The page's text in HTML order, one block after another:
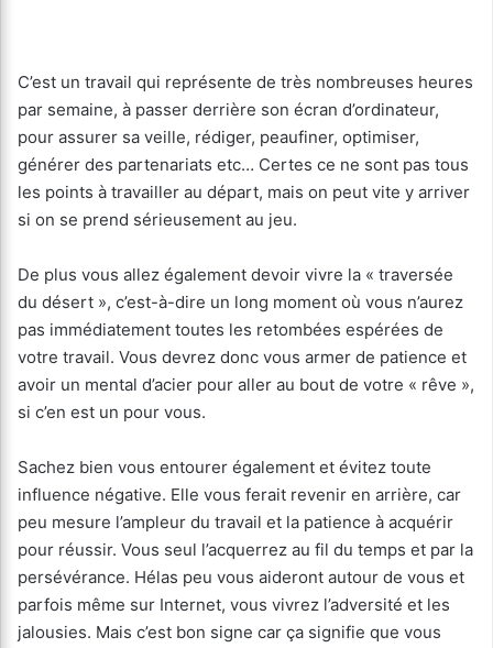
C’est un travail qui représente de très nombreuses heures
par semaine, à passer derrière son écran d’ordinateur,
pour assurer sa veille, rédiger, peaufiner, optimiser,
générer des partenariats etc… Certes ce ne sont pas tous
les points à travailler au départ, mais on peut vite y arriver
si on se prend sérieusement au jeu.
De plus vous allez également devoir vivre la « traversée
du désert », c’est-à-dire un long moment où vous n’aurez
pas immédiatement toutes les retombées espérées de
votre travail. Vous devrez donc vous armer de patience et
avoir un mental d’acier pour aller au bout de votre « rêve »,
si c’en est un pour vous.
Sachez bien vous entourer également et évitez toute
influence négative. Elle vous ferait revenir en arrière, car
peu mesure l’ampleur du travail et la patience à acquérir
pour réussir. Vous seul l’acquerrez au fil du temps et par la
persévérance. Hélas peu vous aideront autour de vous et
parfois même sur Internet, vous vivrez l’adversité et les
jalousies. Mais c’est bon signe car ça signifie que vous